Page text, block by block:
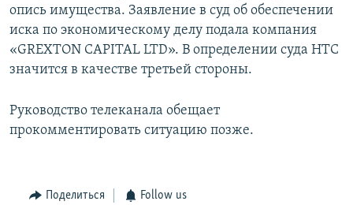
опись имущества. Заявление в суд об обеспечении
иска по экономическому делу подала компания
«GREXTON CAPITAL LTD». В определении суда НТС
значится в качестве третьей стороны.
Руководство телеканала обещает
прокомментировать ситуацию позже.
Поделиться Follow us